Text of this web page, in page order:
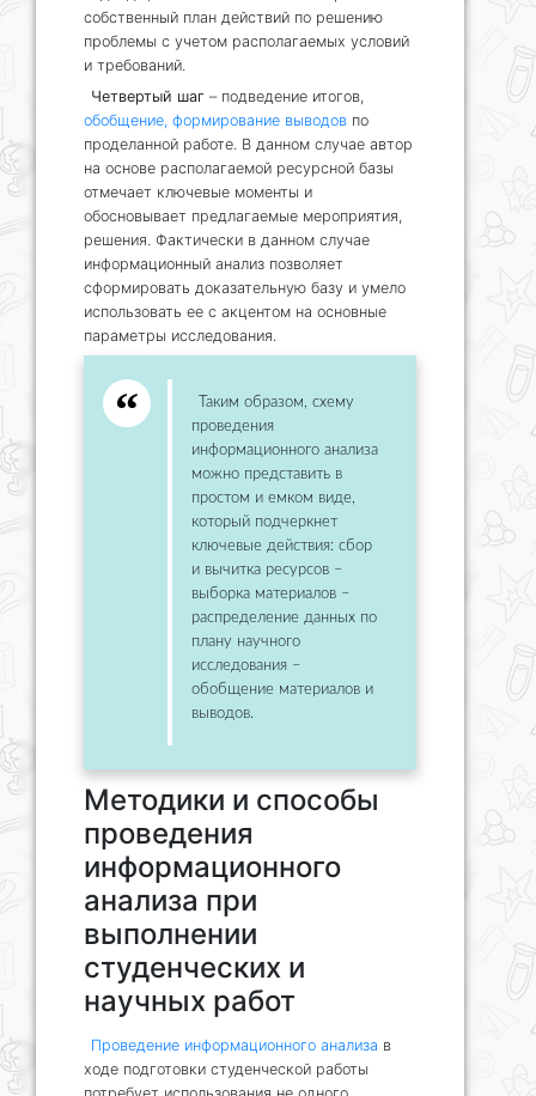
собственный план действий по решению
проблемы с учетом располагаемых условий
и требований.
Четвертый шаг – подведение итогов,
обобщение, формирование выводов по
проделанной работе. В данном случае автор
на основе располагаемой ресурсной базы
отмечает ключевые моменты и
обосновывает предлагаемые мероприятия,
решения. Фактически в данном случае
информационный анализ позволяет
сформировать доказательную базу и умело
использовать ее с акцентом на основные
параметры исследования.
Таким образом, схему
проведения
информационного анализа
можно представить в
простом и емком виде,
который подчеркнет
ключевые действия: сбор
и вычитка ресурсов –
выборка материалов –
распределение данных по
плану научного
исследования –
обобщение материалов и
выводов.
Методики и способы
проведения
информационного
анализа при
выполнении
студенческих и
научных работ
Проведение информационного анализа в
ходе подготовки студенческой работы